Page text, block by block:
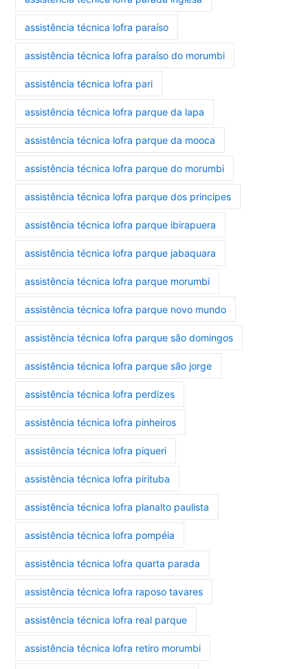
assistência técnica lofra paraíso
assistência técnica lofra paraíso do morumbi
assistência técnica lofra pari
assistência técnica lofra parque da lapa
assistência técnica lofra parque da mooca
assistência técnica lofra parque do morumbi
assistência técnica lofra parque dos principes
assistência técnica lofra parque ibirapuera
assistência técnica lofra parque jabaquara
assistência técnica lofra parque morumbi
assistência técnica lofra parque novo mundo
assistência técnica lofra parque são domingos
assistência técnica lofra parque são jorge
assistência técnica lofra perdizes
assistência técnica lofra pinheiros
assistência técnica lofra piqueri
assistência técnica lofra pirituba
assistência técnica lofra planalto paulista
assistência técnica lofra pompéia
assistência técnica lofra quarta parada
assistência técnica lofra raposo tavares
assistência técnica lofra real parque
assistência técnica lofra retiro morumbi